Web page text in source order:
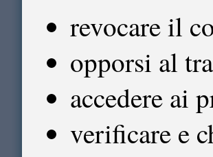
revocare il
opporsi al
accedere ai
verificare e